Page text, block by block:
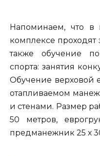
Напоминаем, что в
комплексе проходят
также обучение
спорта: занятия
Обучение верховой
отапливаемом
и стенами. Размер
50 метров,
предманежник 25 х